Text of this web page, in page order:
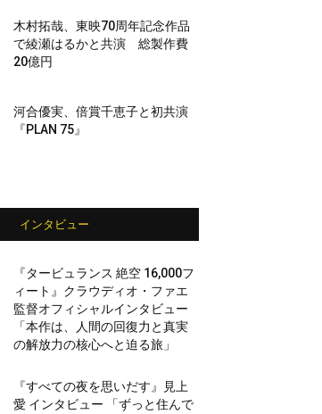
木村拓哉、東映70周年記念作品
で綾瀬はるかと共演 総製作費
20億円
河合優実、倍賞千恵子と初共演
『PLAN 75』
インタビュー
『タービュランス 絶空 16,000フ
ィート』クラウディオ・ファエ
監督オフィシャルインタビュー
「本作は、人間の回復力と真実
の解放力の核心へと迫る旅」
『すべての夜を思いだす』見上
愛 インタビュー 「ずっと住んで